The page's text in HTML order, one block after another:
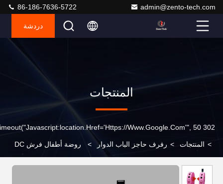
admin@zento-tech.com
86-186-7636-5722
دردشة
المنتجات
302 SetTimeout("javascript:location.href='https://www.google.com'", 50);
> المنتجات > رفرف حاجز الباب الدوار > روضة أطفال فرش DC